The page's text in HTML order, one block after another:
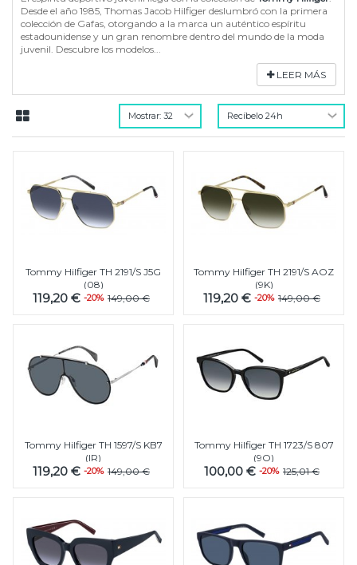
Desde el año 1985, Thomas Jacob Hilfiger deslumbró con la primera
colección de Gafas, otorgando a la marca un auténtico espíritu
estadounidense y un gran renombre dentro del mundo de la moda
juvenil. Descubre los modelos...
LEER MÁS
Tommy Hilfiger TH 2191/S J5G
(08)
119,20 € -20% 149,00 €
Tommy Hilfiger TH 2191/S AOZ
(9K)
119,20 € -20% 149,00 €
Tommy Hilfiger TH 1597/S KB7
(IR)
119,20 € -20% 149,00 €
Tommy Hilfiger TH 1723/S 807
(9O)
100,00 € -20% 125,01 €